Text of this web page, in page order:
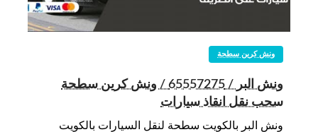
ونش كرين سطحة
ونش البر / 65557275 / ونش كرين سطحة
سحب نقل انقاذ سيارات
ونش البر بالكويت سطحة لنقل السيارات بالكويت